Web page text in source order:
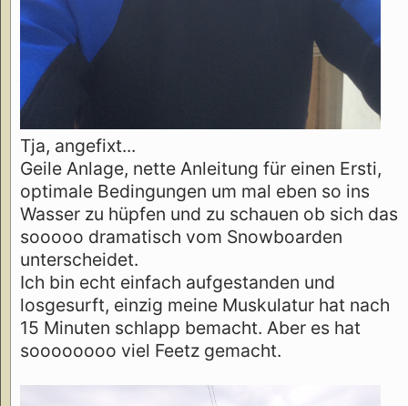
Tja, angefixt...
Geile Anlage, nette Anleitung für einen Ersti,
optimale Bedingungen um mal eben so ins
Wasser zu hüpfen und zu schauen ob sich das
sooooo dramatisch vom Snowboarden
unterscheidet.
Ich bin echt einfach aufgestanden und
losgesurft, einzig meine Muskulatur hat nach
15 Minuten schlapp bemacht. Aber es hat
soooooooo viel Feetz gemacht.